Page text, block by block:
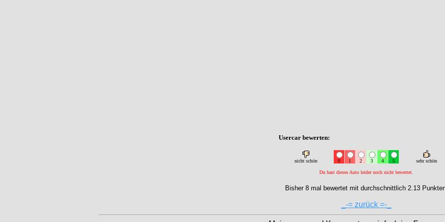
Usercar bewerten:
nicht schön 0 1 2 3 4 5 sehr schön
Du hast dieses Auto leider noch nicht bewertet.
Bisher 8 mal bewertet mit durchschnittlich 2.13
_-= zurück =-_